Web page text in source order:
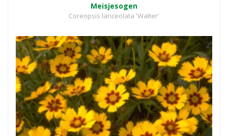
Meisjesogen
Coreopsis lanceolata 'Walter'